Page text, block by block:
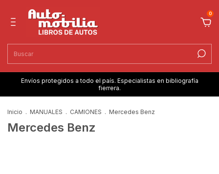
0
Envíos protegidos a todo el país. Especialistas en bibliografía
fierrera.
Inicio . MANUALES . CAMIONES . Mercedes Benz
Mercedes Benz